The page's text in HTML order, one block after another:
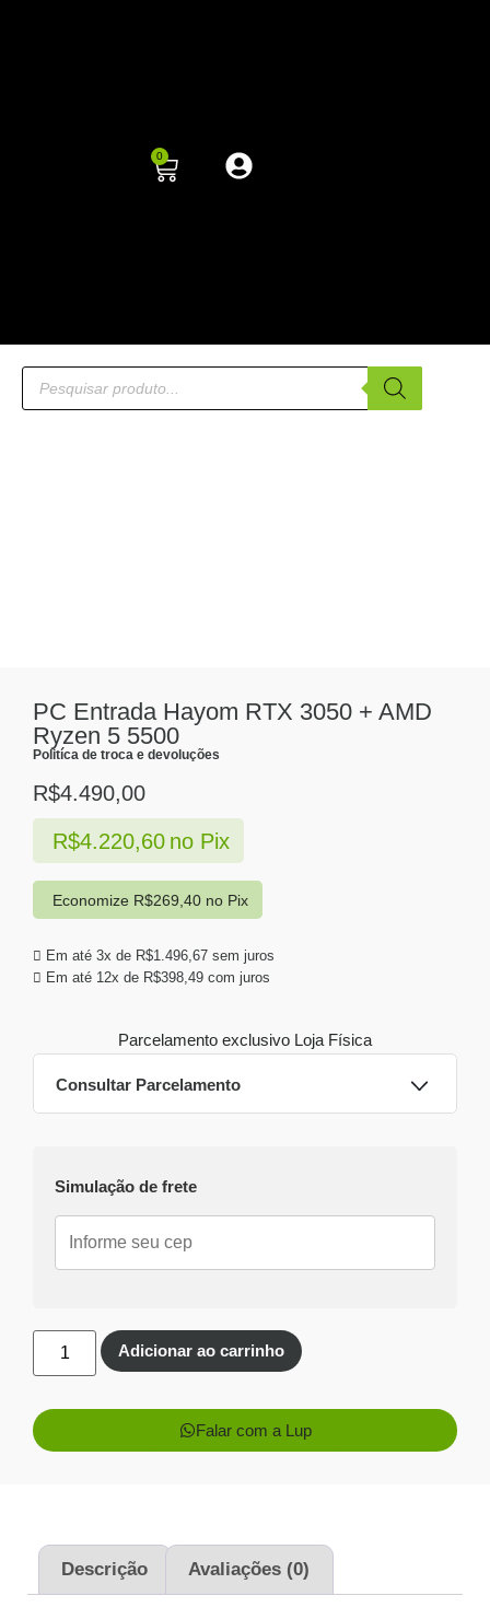
0
PC Entrada Hayom RTX 3050 + AMD
Ryzen 5 5500
Politíca de troca e devoluções
R$4.490,00
Em até 3x de R$1.496,67 sem juros
Em até 12x de R$398,49 com juros
R$4.220,60 no Pix
Economize R$269,40no Pix
Parcelamento exclusivo Loja Física
Consultar Parcelamento
Pix:R$4.220,60 Aprovação imediata
EconomizeR$269,40
Aprovação imediata
sem juros
Simulação de frete
Adicionar ao carrinho
Falar com a Lup
Descrição Avaliações (0)